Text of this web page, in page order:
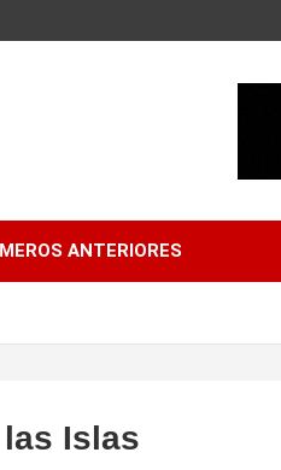
ANTERIORES
Islas